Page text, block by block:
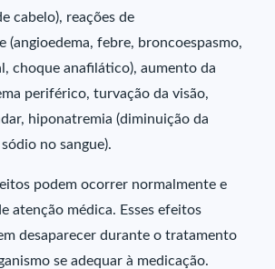
cabelo), reações de
(angioedema, febre, broncoespasmo,
choque anafilático), aumento da
periférico, turvação da visão,
hiponatremia (diminuição da
no sangue).
podem ocorrer normalmente e
atenção médica. Esses efeitos
desaparecer durante o tratamento
se adequar à medicação.